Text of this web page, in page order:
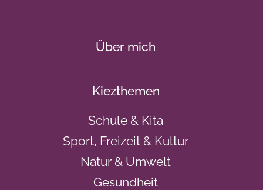
Über mich
Kiezthemen
Schule & Kita
Sport, Freizeit & Kultur
Natur & Umwelt
Gesundheit